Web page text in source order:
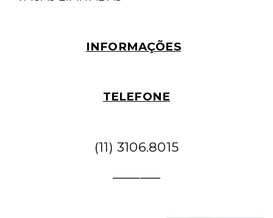
INFORMAÇÕES
TELEFONE
(11) 3106.8015